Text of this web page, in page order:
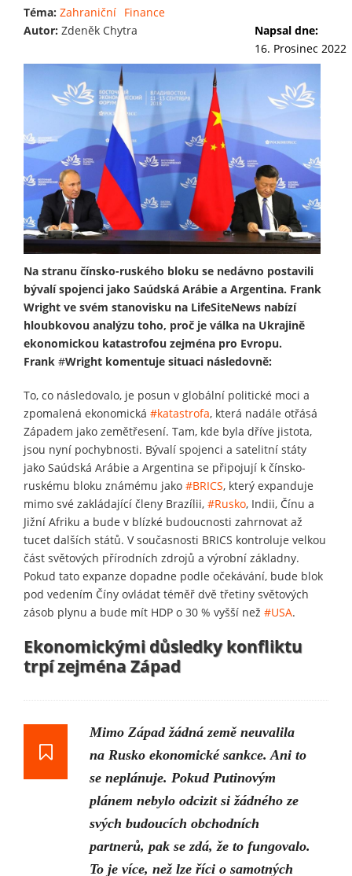
Téma: Zahraniční Finance
Autor: Zdeněk Chytra
Napsal dne:
16. Prosinec 2022
Na stranu čínsko-ruského bloku se nedávno postavili
bývalí spojenci jako Saúdská Arábie a Argentina. Frank
Wright ve svém stanovisku na LifeSiteNews nabízí
hloubkovou analýzu toho, proč je válka na Ukrajině
ekonomickou katastrofou zejména pro Evropu.
Frank #Wright komentuje situaci následovně:
To, co následovalo, je posun v globální politické moci a
zpomalená ekonomická #katastrofa, která nadále otřásá
Západem jako zemětřesení. Tam, kde byla dříve jistota,
jsou nyní pochybnosti. Bývalí spojenci a satelitní státy
jako Saúdská Arábie a Argentina se připojují k čínsko-
ruskému bloku známému jako #BRICS, který expanduje
mimo své zakládající členy Brazílii, #Rusko, Indii, Čínu a
Jižní Afriku a bude v blízké budoucnosti zahrnovat až
tucet dalších států. V současnosti BRICS kontroluje velkou
část světových přírodních zdrojů a výrobní základny.
Pokud tato expanze dopadne podle očekávání, bude blok
pod vedením Číny ovládat téměř dvě třetiny světových
zásob plynu a bude mít HDP o 30 % vyšší než #USA.
Ekonomickými důsledky konfliktu
trpí zejména Západ
Mimo Západ žádná země neuvalila
na Rusko ekonomické sankce. Ani to
se neplánuje. Pokud Putinovým
plánem nebylo odcizit si žádného ze
svých budoucích obchodních
partnerů, pak se zdá, že to fungovalo.
To je více, než lze říci o samotných